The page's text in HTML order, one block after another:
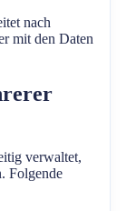
nach
mit den Daten
verwaltet,
Folgende